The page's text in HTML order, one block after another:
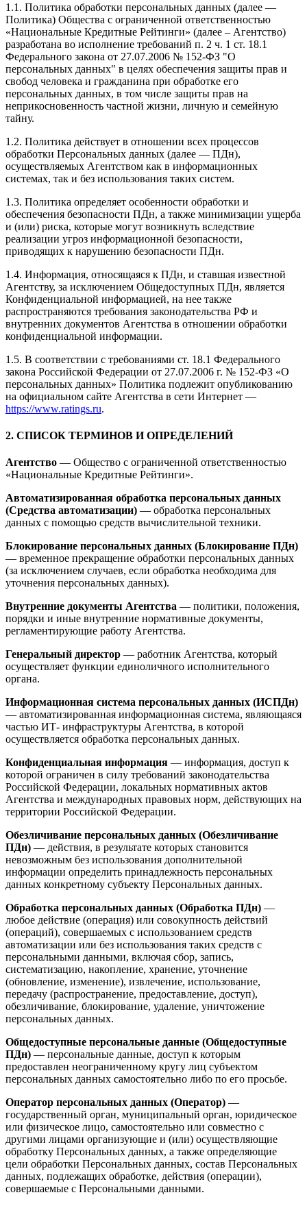
1.1. Политика обработки персональных данных (далее —
Политика) Общества с ограниченной ответственностью
«Национальные Кредитные Рейтинги» (далее – Агентство)
разработана во исполнение требований п. 2 ч. 1 ст. 18.1
Федерального закона от 27.07.2006 № 152-ФЗ "О
персональных данных" в целях обеспечения защиты прав и
свобод человека и гражданина при обработке его
персональных данных, в том числе защиты прав на
неприкосновенность частной жизни, личную и семейную
тайну.
1.2. Политика действует в отношении всех процессов
обработки Персональных данных (далее — ПДн),
осуществляемых Агентством как в информационных
системах, так и без использования таких систем.
1.3. Политика определяет особенности обработки и
обеспечения безопасности ПДн, а также минимизации ущерба
и (или) риска, которые могут возникнуть вследствие
реализации угроз информационной безопасности,
приводящих к нарушению безопасности ПДн.
1.4. Информация, относящаяся к ПДн, и ставшая известной
Агентству, за исключением Общедоступных ПДн, является
Конфиденциальной информацией, на нее также
распространяются требования законодательства РФ и
внутренних документов Агентства в отношении обработки
конфиденциальной информации.
1.5. В соответствии с требованиями ст. 18.1 Федерального
закона Российской Федерации от 27.07.2006 г. № 152-ФЗ «О
персональных данных» Политика подлежит опубликованию
на официальном сайте Агентства в сети Интернет —
https://www.ratings.ru.
2. СПИСОК ТЕРМИНОВ И ОПРЕДЕЛЕНИЙ
Агентство — Общество с ограниченной ответственностью
«Национальные Кредитные Рейтинги».
Автоматизированная обработка персональных данных
(Средства автоматизации) — обработка персональных
данных с помощью средств вычислительной техники.
Блокирование персональных данных (Блокирование ПДн)
— временное прекращение обработки персональных данных
(за исключением случаев, если обработка необходима для
уточнения персональных данных).
Внутренние документы Агентства — политики, положения,
порядки и иные внутренние нормативные документы,
регламентирующие работу Агентства.
Генеральный директор — работник Агентства, который
осуществляет функции единоличного исполнительного
органа.
Информационная система персональных данных (ИСПДн)
— автоматизированная информационная система, являющаяся
частью ИТ- инфраструктуры Агентства, в которой
осуществляется обработка персональных данных.
Конфиденциальная информация — информация, доступ к
которой ограничен в силу требований законодательства
Российской Федерации, локальных нормативных актов
Агентства и международных правовых норм, действующих на
территории Российской Федерации.
Обезличивание персональных данных (Обезличивание
ПДн) — действия, в результате которых становится
невозможным без использования дополнительной
информации определить принадлежность персональных
данных конкретному субъекту Персональных данных.
Обработка персональных данных (Обработка ПДн) —
любое действие (операция) или совокупность действий
(операций), совершаемых с использованием средств
автоматизации или без использования таких средств с
персональными данными, включая сбор, запись,
систематизацию, накопление, хранение, уточнение
(обновление, изменение), извлечение, использование,
передачу (распространение, предоставление, доступ),
обезличивание, блокирование, удаление, уничтожение
персональных данных.
Общедоступные персональные данные (Общедоступные
ПДн) — персональные данные, доступ к которым
предоставлен неограниченному кругу лиц субъектом
персональных данных самостоятельно либо по его просьбе.
Оператор персональных данных (Оператор) —
государственный орган, муниципальный орган, юридическое
или физическое лицо, самостоятельно или совместно с
другими лицами организующие и (или) осуществляющие
обработку Персональных данных, а также определяющие
цели обработки Персональных данных, состав Персональных
данных, подлежащих обработке, действия (операции),
совершаемые с Персональными данными.